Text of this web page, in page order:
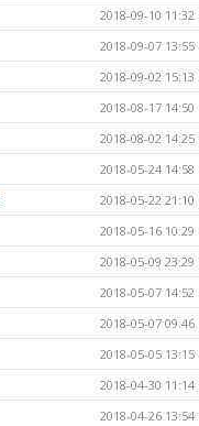
2018-09-10 11:32
2018-09-07 13:55
2018-09-02 15:13
2018-08-17 14:50
2018-08-02 14:25
2018-05-24 14:58
2018-05-22 21:10
2018-05-16 10:29
2018-05-09 23:29
2018-05-07 14:52
2018-05-07 09:46
2018-05-05 13:15
2018-04-30 11:14
2018-04-26 13:54